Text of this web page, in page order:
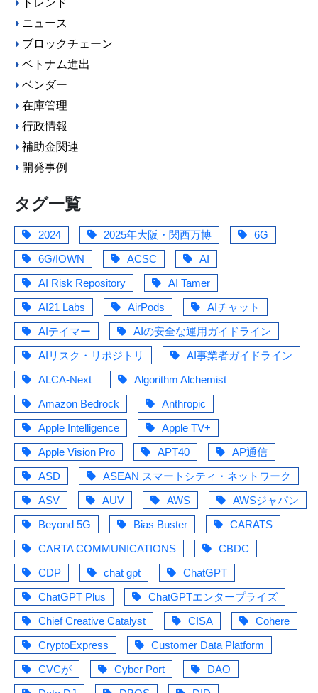
トレンド
ニュース
ブロックチェーン
ベトナム進出
ベンダー
在庫管理
行政情報
補助金関連
開発事例
タグ一覧
2024 2025年大阪・関西万博
6G
6G/IOWN
ACSC
AI
AI Risk Repository
AI Tamer
AI21 Labs
AirPods
AIチャット
AIテイマー
AIの安全な運用ガイドライン
AIリスク・リポジトリ
AI事業者ガイドライン
ALCA-Next
Algorithm Alchemist
Amazon Bedrock
Anthropic
Apple Intelligence
Apple TV+
Apple Vision Pro
APT40
AP通信
ASD
ASEAN スマートシティ・ネットワーク
ASV
AUV AWS
AWSジャパン
Beyond 5G
Bias Buster
CARATS
CARTA COMMUNICATIONS
CBDC
CDP
chat gpt
ChatGPT
ChatGPT Plus
ChatGPTエンタープライズ
Chief Creative Catalyst
CISA
Cohere
CryptoExpress
Customer Data Platform
CVCが
Cyber Port
DAO